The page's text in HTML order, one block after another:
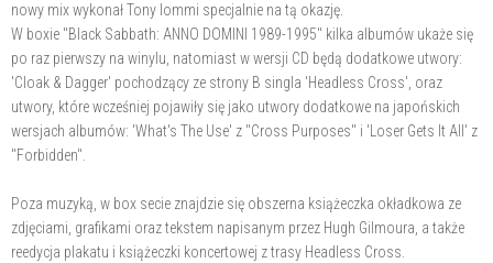
nowy mix wykonał Tony Iommi specjalnie na tą okazję.
W boxie "Black Sabbath: ANNO DOMINI 1989-1995" kilka albumów ukaże się
po raz pierwszy na winylu, natomiast w wersji CD będą dodatkowe utwory:
'Cloak & Dagger' pochodzący ze strony B singla 'Headless Cross', oraz
utwory, które wcześniej pojawiły się jako utwory dodatkowe na japońskich
wersjach albumów: 'What's The Use' z "Cross Purposes" i 'Loser Gets It All' z
"Forbidden".
Poza muzyką, w box secie znajdzie się obszerna książeczka okładkowa ze
zdjęciami, grafikami oraz tekstem napisanym przez Hugh Gilmoura, a także
reedycja plakatu i książeczki koncertowej z trasy Headless Cross.